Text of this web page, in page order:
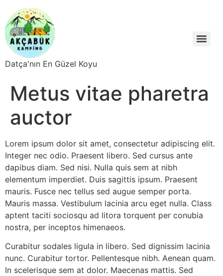
Datça'nın En Güzel Koyu
Metus vitae pharetra
auctor
Lorem ipsum dolor sit amet, consectetur adipiscing elit.
Integer nec odio. Praesent libero. Sed cursus ante
dapibus diam. Sed nisi. Nulla quis sem at nibh
elementum imperdiet. Duis sagittis ipsum. Praesent
mauris. Fusce nec tellus sed augue semper porta.
Mauris massa. Vestibulum lacinia arcu eget nulla. Class
aptent taciti sociosqu ad litora torquent per conubia
nostra, per inceptos himenaeos.
Curabitur sodales ligula in libero. Sed dignissim lacinia
nunc. Curabitur tortor. Pellentesque nibh. Aenean quam.
In scelerisque sem at dolor. Maecenas mattis. Sed